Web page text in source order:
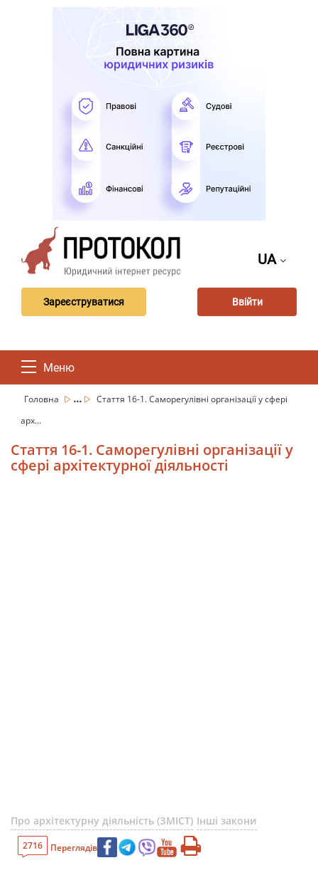
UA
Зареєструватися Ввійти
Меню
Головна ...
Стаття 16-1. Саморегулівні організації у сфері
арх...
Стаття 16-1. Саморегулівні організації у
сфері архітектурної діяльності
Про архітектурну діяльність (ЗМІСТ) Інші закони
2716 Переглядів